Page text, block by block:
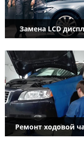
Замена LCD
Ремонт ходовой